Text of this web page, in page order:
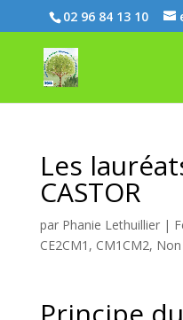
02 96 84 13 10
Les
CASTOR
par Phanie Lethuillier|
CE2CM1 , CM1CM2,